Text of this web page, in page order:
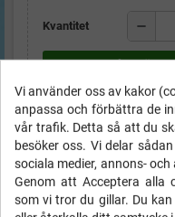
Kvantitet remove
shopping_cart
STORLEKSGUIDE Barn
local_shipping FRI FRAKTinom Sverige
över1000 kr
Vi använder oss av kakor
anpassa och förbättra de
vår trafik. Detta så att du
besöker oss. Vi delar
sociala medier, annons-
Genom att Acceptera alla
som vi tror du gillar. Du